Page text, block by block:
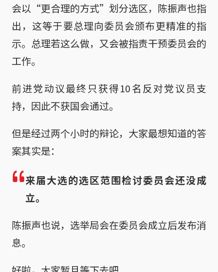
会以“更合理的方式”划分选区，陈振声也指
出，这等于要总理向委员会颁布更精准的指
示。总理若这么做，又会被指责干预委员会的
工作。
前进党动议最终只获得10名反对党议员支
持，因此不获国会通过。
但是经过两个小时的辩论，大家最想知道的答
案其实是：
来届大选的选区范围检讨委员会还没成
立。
陈振声也说，选举局会在委员会成立后发布消
息。